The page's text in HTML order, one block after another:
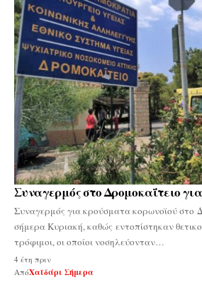
Συναγερμός στο Δρομοκαΐτειο
Συναγερμός για κρούσματα κορωνοϊού στο
σήμερα Κυριακή, καθώς εντοπίστηκαν
τρόφιμοι, οι οποίοι νοσηλεύονταν…
4 έτη πριν
ΑπόΧαϊδάρι Σήμερα